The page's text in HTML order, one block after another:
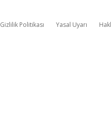
Gizlilik Politikası Yasal Uyarı